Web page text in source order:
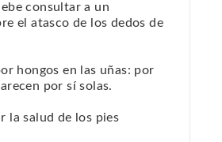
consultar a un
el atasco de los dedos de
hongos en las uñas: por
por sí solas.
la salud de los pies